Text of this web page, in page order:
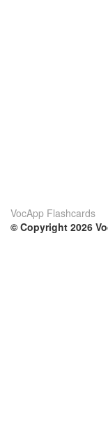
VocApp Flashcards
© Copyright 2026